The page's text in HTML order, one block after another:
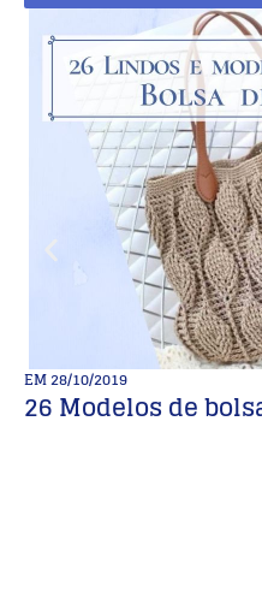
EM28/10/2019
26 Modelos de